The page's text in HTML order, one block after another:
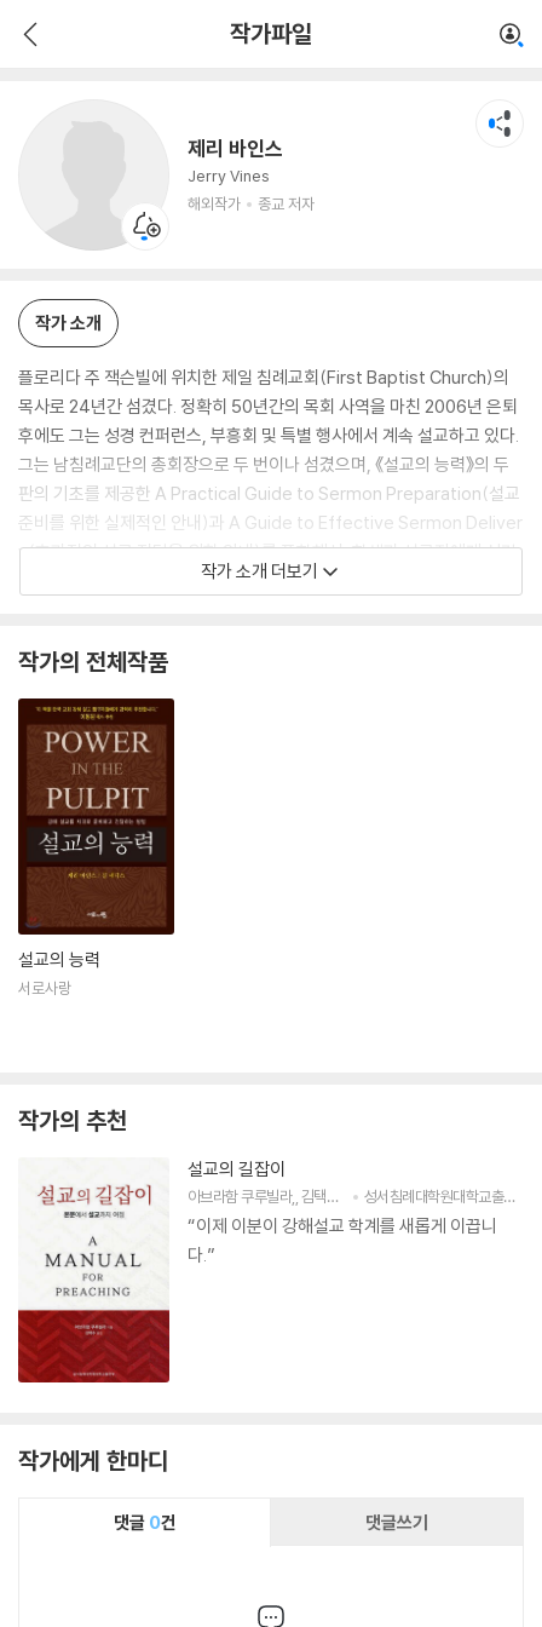
작가파일
제리 바인스
Jerry Vines
해외작가
종교 저자
작가 소개
플로리다 주 잭슨빌에 위치한 제일 침례교회(First Baptist Church)의
목사로 24년간 섬겼다. 정확히 50년간의 목회 사역을 마친 2006년 은퇴
후에도 그는 성경 컨퍼런스, 부흥회 및 특별 행사에서 계속 설교하고 있다.
그는 남침례교단의 총회장으로 두 번이나 섬겼으며, 《설교의 능력》의 두
판의 기초를 제공한 A Practical Guide to Sermon Preparation(설교
준비를 위한 실제적인 안내)과 A Guide to Effective Sermon Deliver
y(효과적인 설교 전달을 위한 안내)를 포함해서, 학생과 설교자에게 성경
에 관한 도움을 주는 수많은 책을 저술했다.
작가 소개 더보기
작가의 전체작품
설교의 능력
서로사랑
작가의 추천
설교의 길잡이
아브라함 쿠루빌라, 김택수 저 성서침례대학원대학교출판부
“이제 이분이 강해설교 학계를 새롭게 이끕니
다.”
작가에게 한마디
댓글 0건 댓글쓰기